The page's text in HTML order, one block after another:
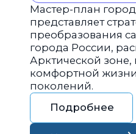
Мастер-план
представляет
преобразования
города России,
Арктической зоне,
комфортной
поколений.
Подробнее